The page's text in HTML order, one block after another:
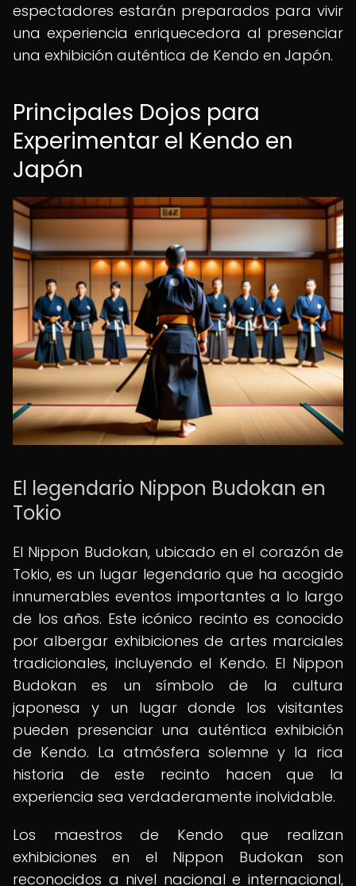
espectadores estarán preparados para vivir
una experiencia enriquecedora al presenciar
una exhibición auténtica de Kendo en Japón.
Principales Dojos para
Experimentar el Kendo en
Japón
El legendario Nippon Budokan en
Tokio
El Nippon Budokan, ubicado en el corazón de
Tokio, es un lugar legendario que ha acogido
innumerables eventos importantes a lo largo
de los años. Este icónico recinto es conocido
por albergar exhibiciones de artes marciales
tradicionales, incluyendo el Kendo. El Nippon
Budokan es un símbolo de la cultura
japonesa y un lugar donde los visitantes
pueden presenciar una auténtica exhibición
de Kendo. La atmósfera solemne y la rica
historia de este recinto hacen que la
experiencia sea verdaderamente inolvidable.
Los maestros de Kendo que realizan
exhibiciones en el Nippon Budokan son
reconocidos a nivel nacional e internacional,